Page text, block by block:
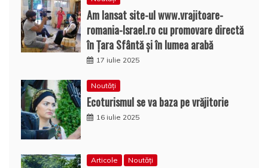
Am lansat site-ul www.vrajitoare-
romania-Israel.ro cu promovare directă
în Țara Sfântă și în lumea arabă
17 iulie 2025
Noutăți
Ecoturismul se va baza pe vrăjitorie
16 iulie 2025
Articole Noutăți